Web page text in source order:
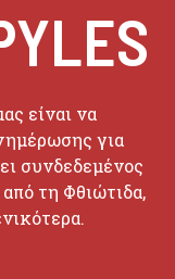
είναι να
για
συνδεδεμένος
από τη Φθιώτιδα,